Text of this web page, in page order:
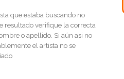
que estaba buscando no
resultado verifique la correcta
o apellido. Si aún asi no
el artista no se